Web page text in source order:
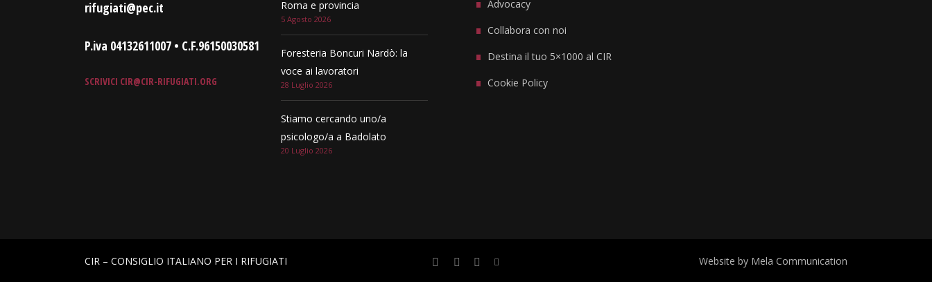
rifugiati@pec.it
P.iva 04132611007 • C.F.96150030581
SCRIVICI CIR@CIR-RIFUGIATI.ORG
Roma e provincia
5 Agosto 2026
Foresteria Boncuri Nardò: la
voce ai lavoratori
28 Luglio 2026
Stiamo cercando uno/a
psicologo/a a Badolato
20 Luglio 2026
Advocacy
Collabora con noi
Destina il tuo 5×1000 al CIR
Cookie Policy
CIR – CONSIGLIO ITALIANO PER I RIFUGIATI Website by Mela Communication